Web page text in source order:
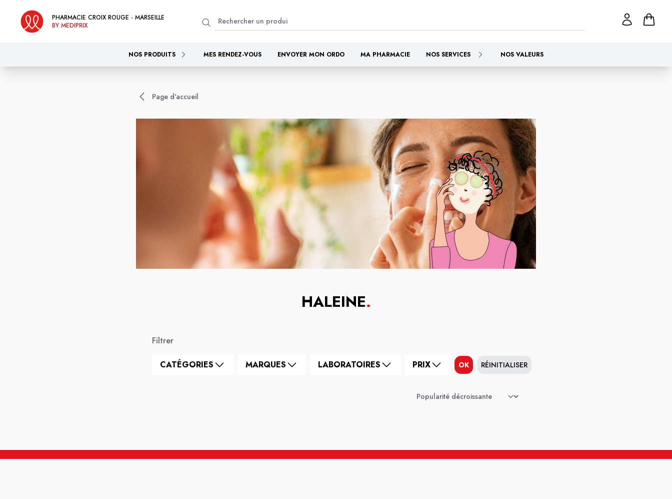
PHARMACIE CROIX ROUGE - MARSEILLE
BY MEDIPRIX
NOS PRODUITS MES RENDEZ-VOUS ENVOYER MON ORDO MA PHARMACIE NOS SERVICES NOS VALEURS
Page d'accueil
HALEINE.
Filtrer
CATÉGORIES MARQUES LABORATOIRES PRIX OK RÉINITIALISER